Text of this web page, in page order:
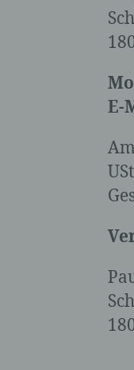
E-